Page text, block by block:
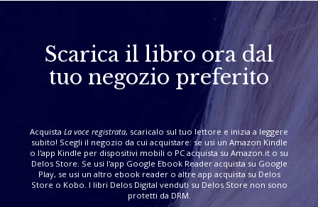
Scarica il libro ora dal
tuo negozio preferito
Acquista La voce registrata, scaricalo sul tuo lettore e inizia a leggere
subito! Scegli il negozio da cui acquistare: se usi un Amazon Kindle
o l'app Kindle per dispositivi mobili o PC acquista su Amazon.it o su
Delos Store. Se usi l'app Google Ebook Reader acquista su Google
Play, se usi un altro ebook reader o altre app acquista su Delos
Store o Kobo. I libri Delos Digital venduti su Delos Store non sono
protetti da DRM.